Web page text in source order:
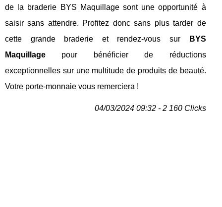
de la braderie BYS Maquillage sont une opportunité à
saisir sans attendre. Profitez donc sans plus tarder de
cette grande braderie et rendez-vous sur
BYS
Maquillage pour bénéficier de réductions
exceptionnelles sur une multitude de produits de beauté.
Votre porte-monnaie vous remerciera !
04/03/2024 09:32 - 2 160 Clicks